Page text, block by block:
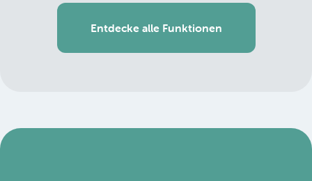
Entdecke alle Funktionen